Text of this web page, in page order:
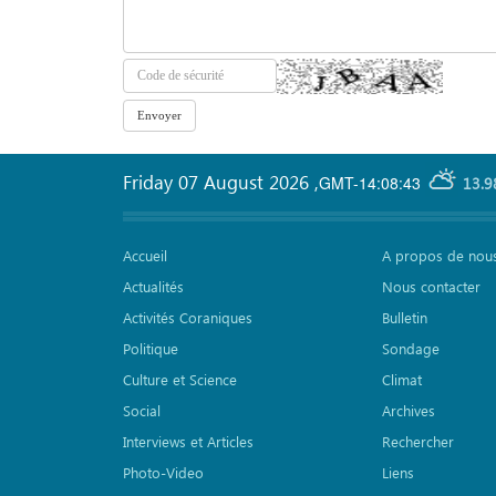
GMT-14:08:43
Friday 07 August 2026 ,
Accueil
Actualités
Activités Coraniques
Politique
Culture et Science
Social
Interviews et Articles
Photo-Video
A propos de
Nous contacter
Bulletin
Sondage
Climat
Archives
Rechercher
Liens